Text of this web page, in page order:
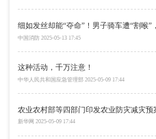
细如发丝却能“夺命”！男子骑车遭“割喉”
中国消防2025-05-13 17:45
这种活动，千万注意！
中华人民共和国应急管理部2025-05-09 17:44
农业农村部等四部门印发农业防灾减灾预
新华网2025-05-09 17:44